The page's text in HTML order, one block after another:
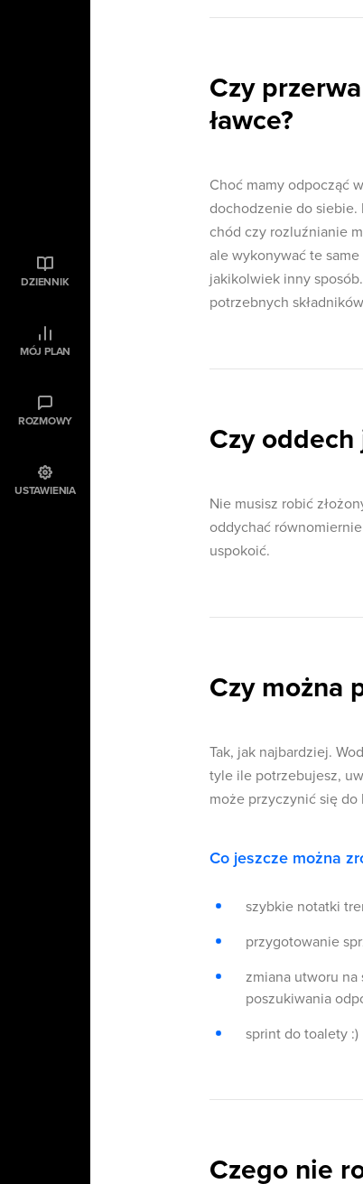
DZIENNIK
MÓJ PLAN
ROZMOWY
USTAWIENIA
Czy
ławce?
Choć mamy odpocząć
dochodzenie do siebie.
chód czy rozluźnianie
ale wykonywać te
jakikolwiek inny
potrzebnych
Czy oddech
Nie musisz robić
oddychać
uspokoić.
Czy można
Tak, jak najbardziej.
tyle ile potrzebujesz,
może przyczynić się do
Co jeszcze można
szybkie notatki
przygotowanie
zmiana utworu
poszukiwania
sprint do toalety :)
Czego nie